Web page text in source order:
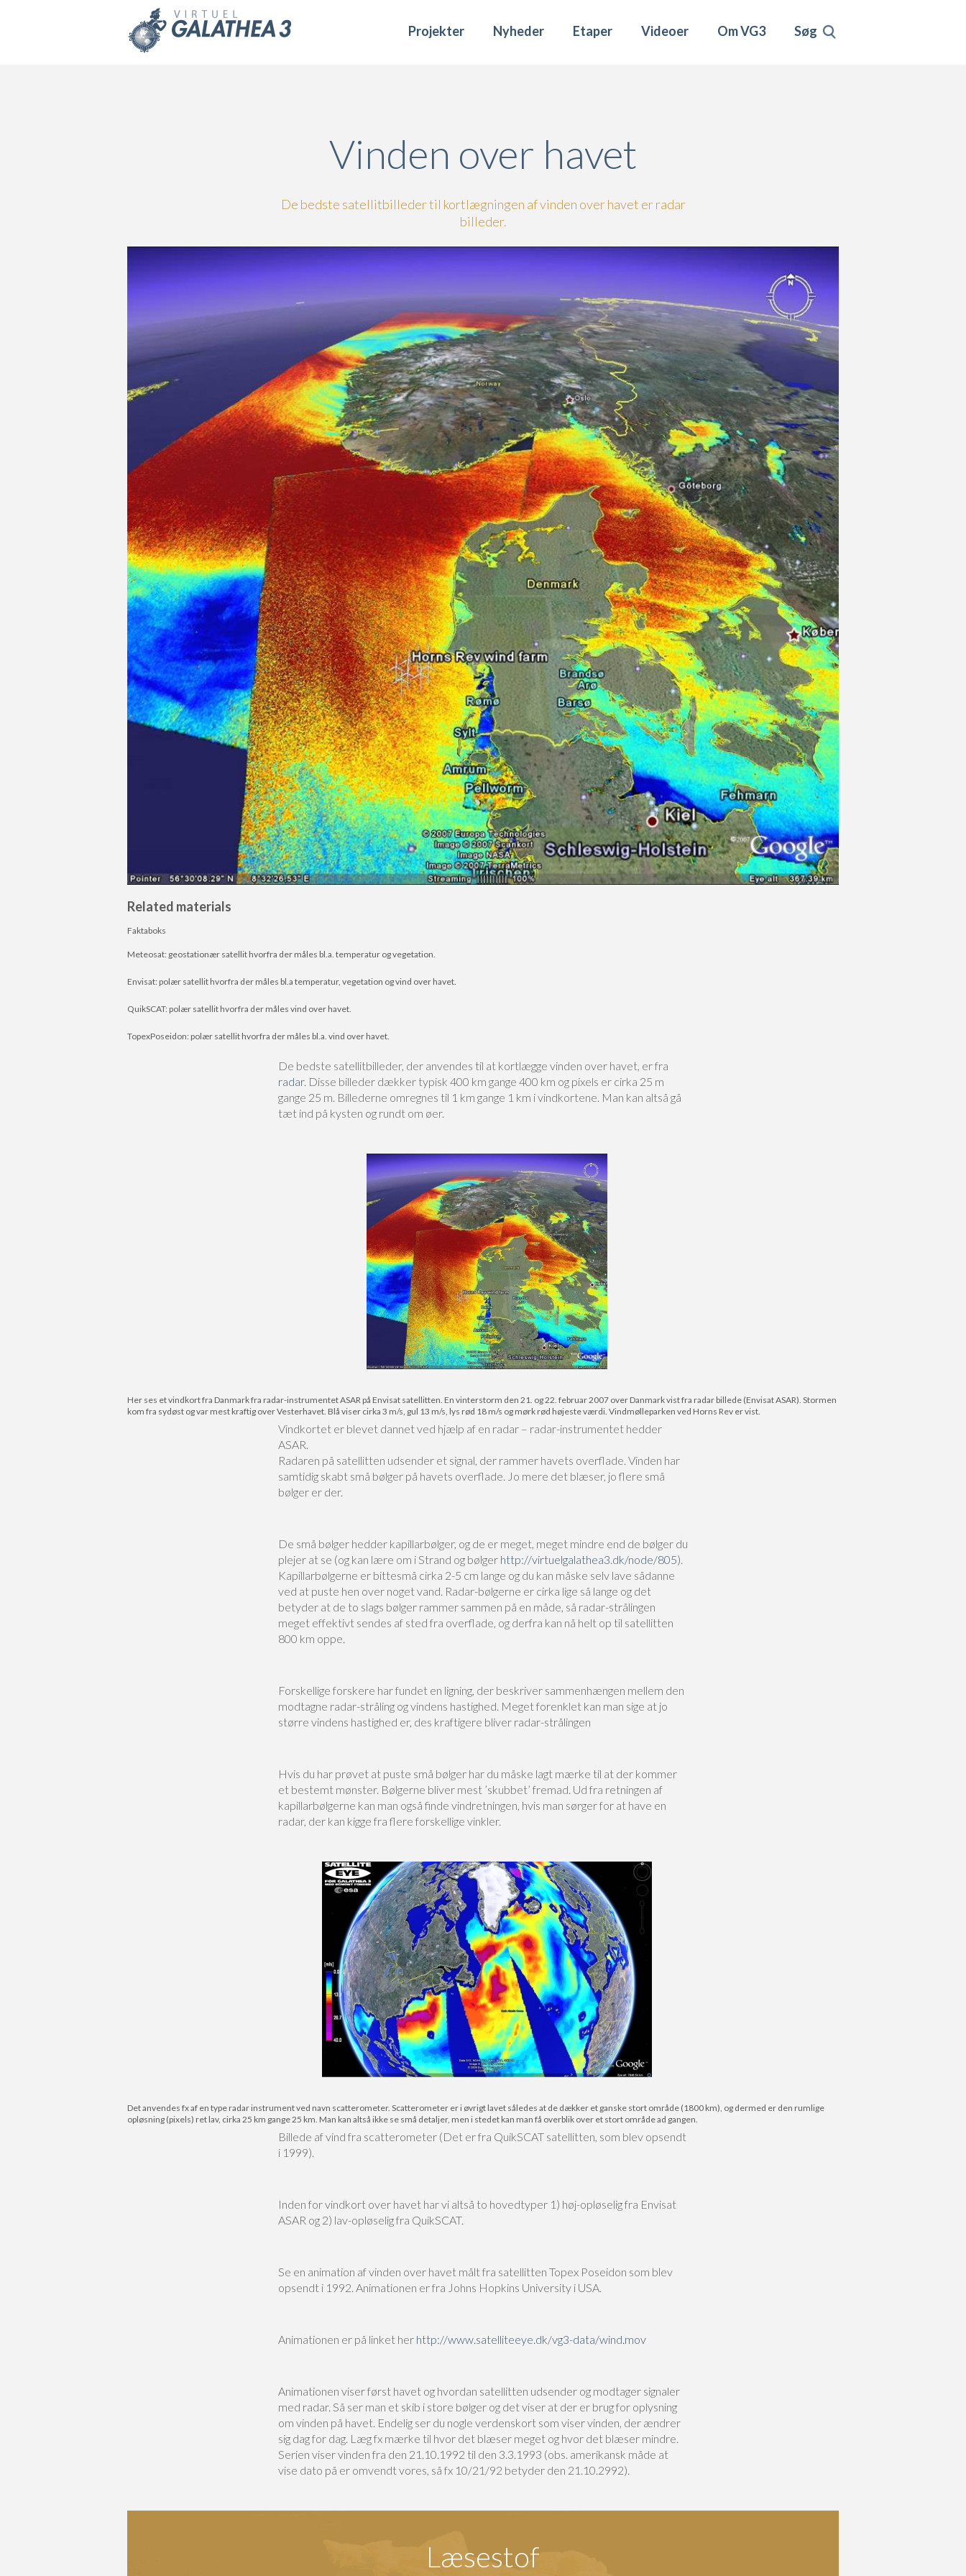
Projekter Nyheder Etaper Videoer Om VG3 Søg
Vinden over havet
De bedste satellitbilleder til kortlægningen af vinden over havet er radar
billeder.
Related materials
Faktaboks
Meteosat: geostationær satellit hvorfra der måles bl.a. temperatur og vegetation.
Envisat: polær satellit hvorfra der måles bl.a temperatur, vegetation og vind over havet.
QuikSCAT: polær satellit hvorfra der måles vind over havet.
TopexPoseidon: polær satellit hvorfra der måles bl.a. vind over havet.
De bedste satellitbilleder, der anvendes til at kortlægge vinden over havet, er fra
radar. Disse billeder dækker typisk 400 km gange 400 km og pixels er cirka 25 m
gange 25 m. Billederne omregnes til 1 km gange 1 km i vindkortene. Man kan altså gå
tæt ind på kysten og rundt om øer.
Her ses et vindkort fra Danmark fra radar-instrumentet ASAR på Envisat satellitten. En vinterstorm den 21. og 22. februar 2007 over Danmark vist fra radar billede (Envisat ASAR). Stormen
kom fra sydøst og var mest kraftig over Vesterhavet. Blå viser cirka 3 m/s, gul 13 m/s, lys rød 18 m/s og mørk rød højeste værdi. Vindmølleparken ved Horns Rev er vist.
Vindkortet er blevet dannet ved hjælp af en radar – radar-instrumentet hedder
ASAR.
Radaren på satellitten udsender et signal, der rammer havets overflade. Vinden har
samtidig skabt små bølger på havets overflade. Jo mere det blæser, jo flere små
bølger er der.
De små bølger hedder kapillarbølger, og de er meget, meget mindre end de bølger du
plejer at se (og kan lære om i Strand og bølger http://virtuelgalathea3.dk/node/805).
Kapillarbølgerne er bittesmå cirka 2-5 cm lange og du kan måske selv lave sådanne
ved at puste hen over noget vand. Radar-bølgerne er cirka lige så lange og det
betyder at de to slags bølger rammer sammen på en måde, så radar-strålingen
meget effektivt sendes af sted fra overflade, og derfra kan nå helt op til satellitten
800 km oppe.
Forskellige forskere har fundet en ligning, der beskriver sammenhængen mellem den
modtagne radar-stråling og vindens hastighed. Meget forenklet kan man sige at jo
større vindens hastighed er, des kraftigere bliver radar-strålingen
Hvis du har prøvet at puste små bølger har du måske lagt mærke til at der kommer
et bestemt mønster. Bølgerne bliver mest ’skubbet’ fremad. Ud fra retningen af
kapillarbølgerne kan man også finde vindretningen, hvis man sørger for at have en
radar, der kan kigge fra flere forskellige vinkler.
Det anvendes fx af en type radar instrument ved navn scatterometer. Scatterometer er i øvrigt lavet således at de dækker et ganske stort område (1800 km), og dermed er den rumlige
opløsning (pixels) ret lav, cirka 25 km gange 25 km. Man kan altså ikke se små detaljer, men i stedet kan man få overblik over et stort område ad gangen.
Billede af vind fra scatterometer (Det er fra QuikSCAT satellitten, som blev opsendt
i 1999).
Inden for vindkort over havet har vi altså to hovedtyper 1) høj-opløselig fra Envisat
ASAR og 2) lav-opløselig fra QuikSCAT.
Se en animation af vinden over havet målt fra satellitten Topex Poseidon som blev
opsendt i 1992. Animationen er fra Johns Hopkins University i USA.
Animationen er på linket her http://www.satelliteeye.dk/vg3-data/wind.mov
Animationen viser først havet og hvordan satellitten udsender og modtager signaler
med radar. Så ser man et skib i store bølger og det viser at der er brug for oplysning
om vinden på havet. Endelig ser du nogle verdenskort som viser vinden, der ændrer
sig dag for dag. Læg fx mærke til hvor det blæser meget og hvor det blæser mindre.
Serien viser vinden fra den 21.10.1992 til den 3.3.1993 (obs. amerikansk måde at
vise dato på er omvendt vores, så fx 10/21/92 betyder den 21.10.2992).
Læsestof